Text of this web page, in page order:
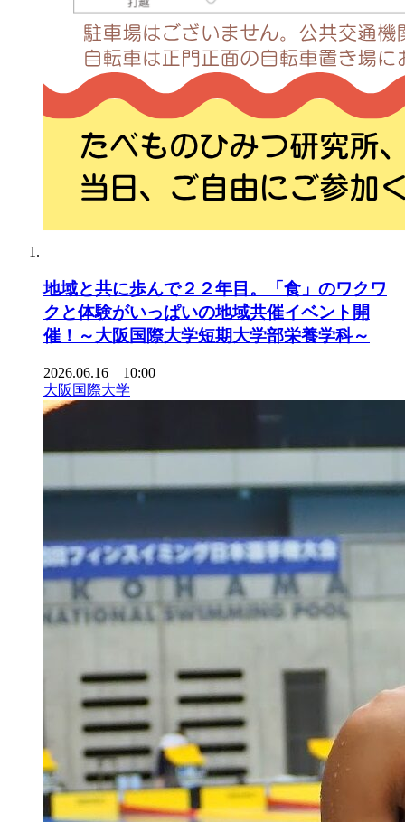
地域と共に歩んで２２年目。「食」のワクワ
クと体験がいっぱいの地域共催イベント開
催！～大阪国際大学短期大学部栄養学科～
2026.06.16 10:00
大阪国際大学